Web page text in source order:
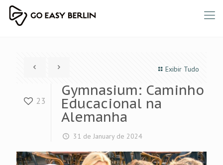
Exibir Tudo
23
Gymnasium: Caminho
Educacional na
Alemanha
31 de January de 2024